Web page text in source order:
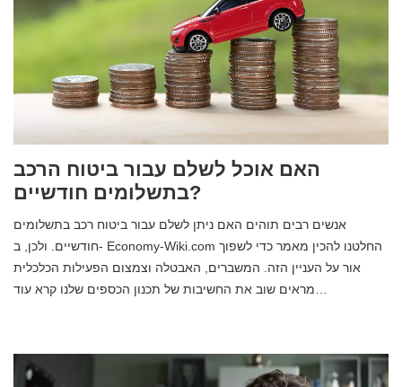
האם אוכל לשלם עבור ביטוח הרכב
בתשלומים חודשיים?
אנשים רבים תוהים האם ניתן לשלם עבור ביטוח רכב בתשלומים
חודשיים. ולכן, ב- Economy-Wiki.com החלטנו להכין מאמר כדי לשפוך
אור על העניין הזה. המשברים, האבטלה וצמצום הפעילות הכלכלית